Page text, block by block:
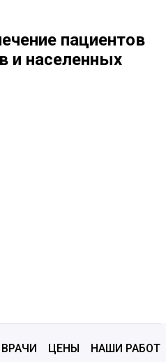
пациентов
и населенных
ВРАЧИ ЦЕНЫ НАШИ